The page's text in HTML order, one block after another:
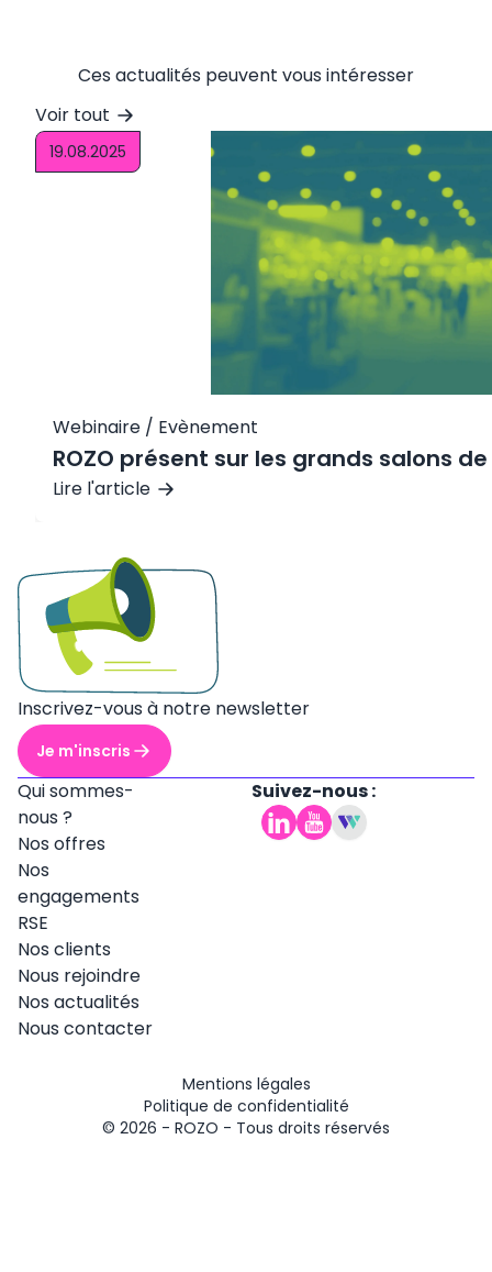
Ces actualités peuvent vous intéresser
Voir tout
19.08.2025
Webinaire / Evènement
ROZO présent sur les grands salons
Lire l'article
Inscrivez-vous à notre newsletter
Je m'inscris
Qui sommes-
nous ?
Nos offres
Nos
engagements
RSE
Nos clients
Nous rejoindre
Nos actualités
Nous contacter
Suivez-nous :
Mentions légales
Politique de confidentialité
© 2026 - ROZO - Tous droits réservés